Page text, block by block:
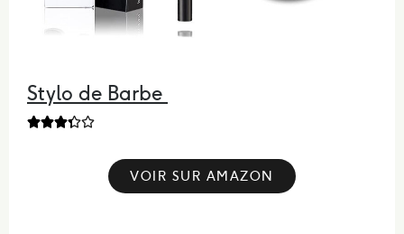
Stylo de Barbe

VOIR SUR AMAZON